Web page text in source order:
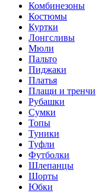
Комбинезоны
Костюмы
Куртки
Лонгсливы
Мюли
Пальто
Пиджаки
Платья
Плащи и тренчи
Рубашки
Сумки
Топы
Туники
Туфли
Футболки
Шлепанцы
Шорты
Юбки